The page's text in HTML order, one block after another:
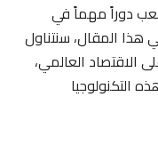
دوراً مهماً في
هذا المقال، سنتناول
الاقتصاد العالمي،
التكنولوجيا